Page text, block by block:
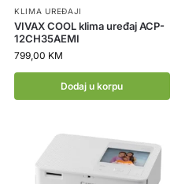
KLIMA UREĐAJI
VIVAX COOL klima uređaj ACP-
12CH35AEMI
799,00 KM
Dodaj u korpu